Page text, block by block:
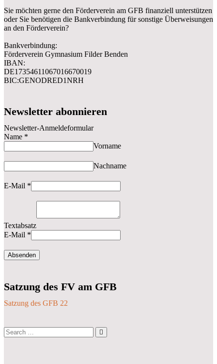
Sie möchten gerne den Förderverein am GFB finanziell unterstützen
oder Sie benötigen die Bankverbindung für sonstige Überweisungen
an den Förderverein?
Bankverbindung:
Förderverein Gymnasium Filder Benden
IBAN:
DE17354611067016670019
BIC:GENODRED1NRH
Newsletter abonnieren
Newsletter-Anmeldeformular
Name *
Vorname
Nachname
E-Mail *
Textabsatz
E-Mail *
Absenden
Satzung des FV am GFB
Satzung des GFB 22
Search
…